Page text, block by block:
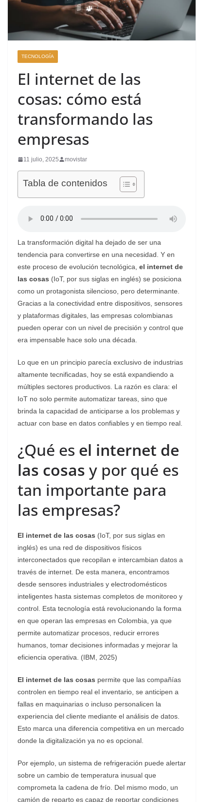
TECNOLOGÍA
El internet de las
cosas: cómo está
transformando las
empresas
11 julio, 2025 movistar
Tabla de contenidos
La transformación digital ha dejado de ser una
tendencia para convertirse en una necesidad. Y en
este proceso de evolución tecnológica, el internet de
las cosas (IoT, por sus siglas en inglés) se posiciona
como un protagonista silencioso, pero determinante.
Gracias a la conectividad entre dispositivos, sensores
y plataformas digitales, las empresas colombianas
pueden operar con un nivel de precisión y control que
era impensable hace solo una década.
Lo que en un principio parecía exclusivo de industrias
altamente tecnificadas, hoy se está expandiendo a
múltiples sectores productivos. La razón es clara: el
IoT no solo permite automatizar tareas, sino que
brinda la capacidad de anticiparse a los problemas y
actuar con base en datos confiables y en tiempo real.
¿Qué es el internet de
las cosas y por qué es
tan importante para
las empresas?
El internet de las cosas (IoT, por sus siglas en
inglés) es una red de dispositivos físicos
interconectados que recopilan e intercambian datos a
través de internet. De esta manera, encontramos
desde sensores industriales y electrodomésticos
inteligentes hasta sistemas completos de monitoreo y
control. Esta tecnología está revolucionando la forma
en que operan las empresas en Colombia, ya que
permite automatizar procesos, reducir errores
humanos, tomar decisiones informadas y mejorar la
eficiencia operativa. (IBM, 2025)
El internet de las cosas permite que las compañías
controlen en tiempo real el inventario, se anticipen a
fallas en maquinarias o incluso personalicen la
experiencia del cliente mediante el análisis de datos.
Esto marca una diferencia competitiva en un mercado
donde la digitalización ya no es opcional.
Por ejemplo, un sistema de refrigeración puede alertar
sobre un cambio de temperatura inusual que
comprometa la cadena de frío. Del mismo modo, un
camión de reparto es capaz de reportar condiciones